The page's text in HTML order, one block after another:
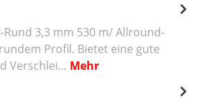
3,3 mm 530 m/ Allround-
Profil. Bietet eine gute
Verschlei… Mehr